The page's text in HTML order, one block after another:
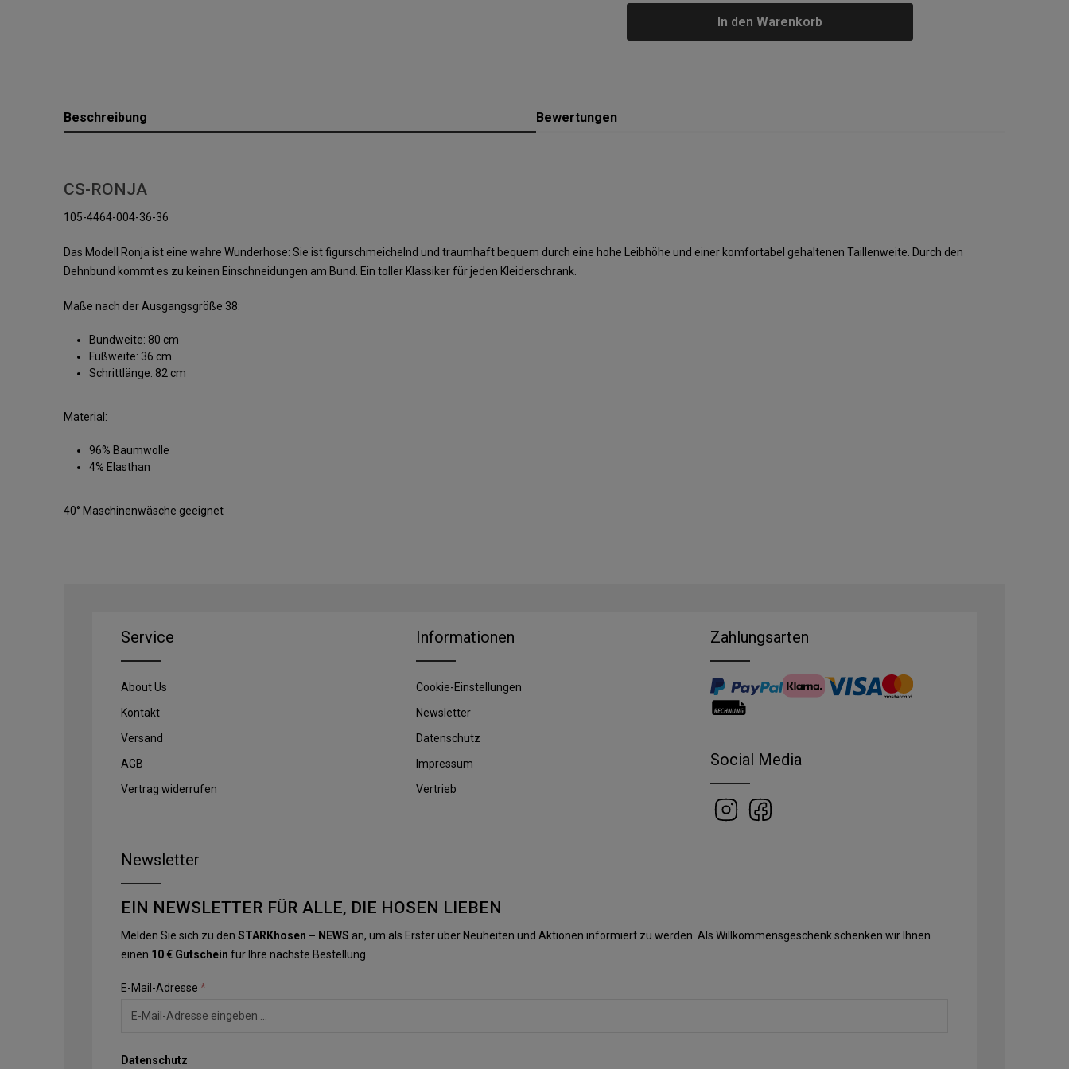
In den Warenkorb
Beschreibung Bewertungen
CS-RONJA
105-4464-004-36-36
Das Modell Ronja ist eine wahre Wunderhose: Sie ist figurschmeichelnd und traumhaft bequem durch eine hohe Leibhöhe und einer komfortabel gehaltenen Taillenweite. Durch den
Dehnbund kommt es zu keinen Einschneidungen am Bund. Ein toller Klassiker für jeden Kleiderschrank.
Maße nach der Ausgangsgröße 38:
Bundweite: 80 cm
Fußweite: 36 cm
Schrittlänge: 82 cm
Material:
96% Baumwolle
4% Elasthan
40° Maschinenwäsche geeignet
Service
About Us
Kontakt
Versand
AGB
Vertrag widerrufen
Informationen
Cookie-Einstellungen
Newsletter
Datenschutz
Impressum
Vertrieb
Zahlungsarten
Social Media
Newsletter
EIN NEWSLETTER FÜR ALLE, DIE HOSEN LIEBEN
Melden Sie sich zu den STARKhosen – NEWS an, um als Erster über Neuheiten und Aktionen informiert zu werden. Als Willkommensgeschenk schenken wir Ihnen
einen 10 € Gutschein für Ihre nächste Bestellung.
E-Mail-Adresse *
Datenschutz